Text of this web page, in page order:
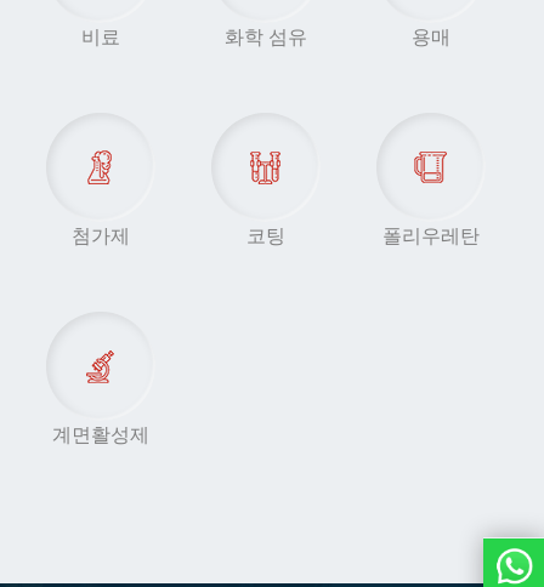
비료 화학 섬유 용매
첨가제 코팅 폴리우레탄
계면활성제